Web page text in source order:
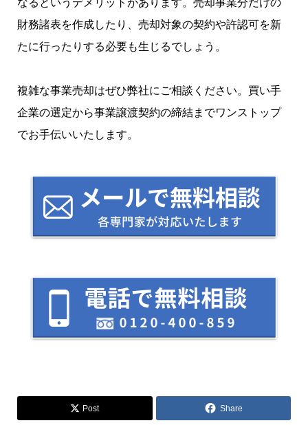
財務諸表を作成したり、売却対象の契約や許認可を新
たに行ったりする必要も生じるでしょう。
複雑な事業売却はぜひ弊社にご相談ください。買い手
企業の選定から事業譲渡契約の締結までワンストップ
でお手伝いいたします。
Post Share